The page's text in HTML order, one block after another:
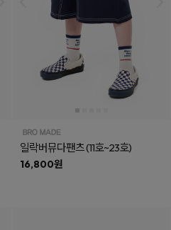
일락버뮤다팬츠(11호~23호)
16,800원